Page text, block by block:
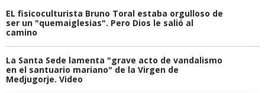
EL fisicoculturista Bruno Toral estaba orgulloso de
ser un "quemaiglesias". Pero Dios le salió al
camino
La Santa Sede lamenta "grave acto de vandalismo
en el santuario mariano" de la Virgen de
Medjugorje. Video